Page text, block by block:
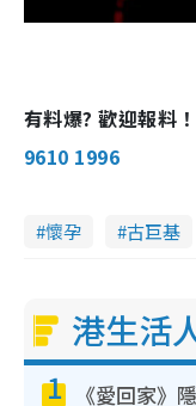
有料爆? 歡迎報
9610 1996
懷孕 古巨基
港生活
1